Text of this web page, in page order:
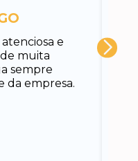
e
muita
sempre
da empresa.